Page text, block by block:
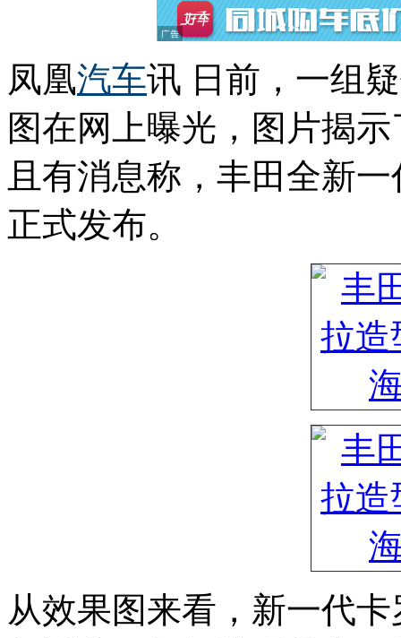
凤凰汽车讯 日前，一组
图在网上曝光，图片揭
且有消息称，丰田全新
正式发布。
从效果图来看，新一代